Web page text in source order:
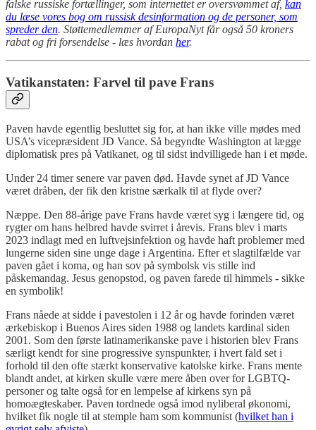
falske russiske fortællinger, som internettet er oversvømmet af, kan
du læse vores bog om russisk desinformation og de personer, som
spreder den. Støttemedlemmer af EuropaNyt får også 50 kroners
rabat og fri forsendelse - læs hvordan her.
Vatikanstaten: Farvel til pave Frans
Paven havde egentlig besluttet sig for, at han ikke ville mødes med
USA’s vicepræsident JD Vance. Så begyndte Washington at lægge
diplomatisk pres på Vatikanet, og til sidst indvilligede han i et møde.
Under 24 timer senere var paven død. Havde synet af JD Vance
været dråben, der fik den kristne særkalk til at flyde over?
Næppe. Den 88-årige pave Frans havde været syg i længere tid, og
rygter om hans helbred havde svirret i årevis. Frans blev i marts
2023 indlagt med en luftvejsinfektion og havde haft problemer med
lungerne siden sine unge dage i Argentina. Efter et slagtilfælde var
paven gået i koma, og han sov på symbolsk vis stille ind
påskemandag. Jesus genopstod, og paven farede til himmels - sikke
en symbolik!
Frans nåede at sidde i pavestolen i 12 år og havde forinden været
ærkebiskop i Buenos Aires siden 1988 og landets kardinal siden
2001. Som den første latinamerikanske pave i historien blev Frans
særligt kendt for sine progressive synspunkter, i hvert fald set i
forhold til den ofte stærkt konservative katolske kirke. Frans mente
blandt andet, at kirken skulle være mere åben over for LGBTQ-
personer og talte også for en lempelse af kirkens syn på
homoægteskaber. Paven tordnede også imod nyliberal økonomi,
hvilket fik nogle til at stemple ham som kommunist (hvilket han i